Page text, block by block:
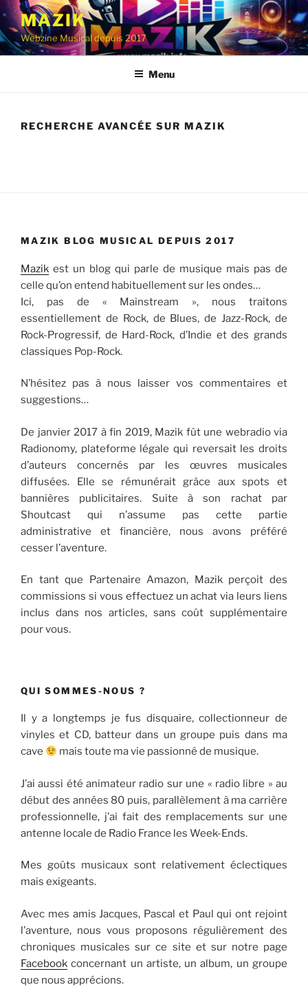
Aller
contenu
principal
MAZIK
Webzine Musical depuis 2017
Menu
RECHERCHE AVANCÉE SUR MAZIK
MAZIK BLOG MUSICAL DEPUIS 2017
Mazik est un blog qui parle de musique mais pas de
celle qu’on entend habituellement sur les ondes…
Ici, pas de « Mainstream », nous traitons
essentiellement de Rock, de Blues, de Jazz-Rock, de
Rock-Progressif, de Hard-Rock, d’Indie et des grands
classiques Pop-Rock.
N’hésitez pas à nous laisser vos commentaires et
suggestions…
De janvier 2017 à fin 2019, Mazik fût une webradio via
Radionomy, plateforme légale qui reversait les droits
d’auteurs concernés par les œuvres musicales
diffusées. Elle se rémunérait grâce aux spots et
bannières publicitaires. Suite à son rachat par
Shoutcast qui n’assume pas cette partie
administrative et financière, nous avons préféré
cesser l’aventure.
En tant que Partenaire Amazon, Mazik perçoit des
commissions si vous effectuez un achat via leurs liens
inclus dans nos articles, sans coût supplémentaire
pour vous.
QUI SOMMES-NOUS ?
Il y a longtemps je fus disquaire, collectionneur de
vinyles et CD, batteur dans un groupe puis dans ma
cave
mais toute ma vie passionné de musique.
J’ai aussi été animateur radio sur une « radio libre » au
début des années 80 puis, parallèlement à ma carrière
professionnelle, j’ai fait des remplacements sur une
antenne locale de Radio France les Week-Ends.
Mes goûts musicaux sont relativement éclectiques
mais exigeants.
Avec mes amis Jacques, Pascal et Paul qui ont rejoint
l’aventure, nous vous proposons régulièrement des
chroniques musicales sur ce site et sur notre page
Facebook concernant un artiste, un album, un groupe
que nous apprécions.